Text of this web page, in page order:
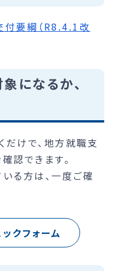
要綱（R8.4.1改
になるか、
だけで、地方就職支
認できます。
る方は、一度ご確
クフォーム